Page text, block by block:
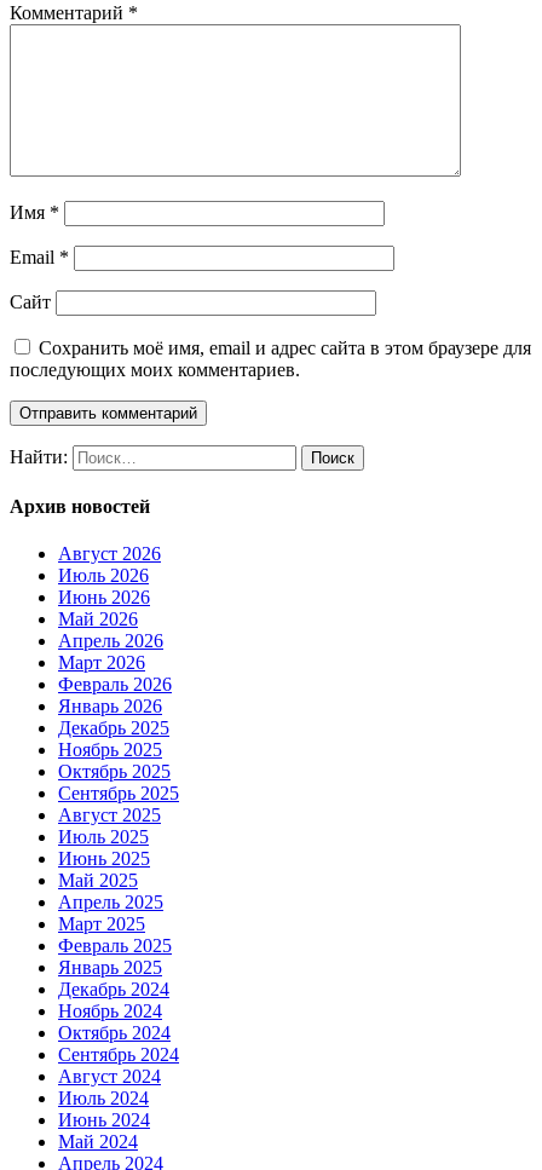
Комментарий *
Имя *
Email *
Сайт
Сохранить моё имя, email и адрес сайта в этом браузере для
последующих моих комментариев.
Найти:
Архив новостей
Август 2026
Июль 2026
Июнь 2026
Май 2026
Апрель 2026
Март 2026
Февраль 2026
Январь 2026
Декабрь 2025
Ноябрь 2025
Октябрь 2025
Сентябрь 2025
Август 2025
Июль 2025
Июнь 2025
Май 2025
Апрель 2025
Март 2025
Февраль 2025
Январь 2025
Декабрь 2024
Ноябрь 2024
Октябрь 2024
Сентябрь 2024
Август 2024
Июль 2024
Июнь 2024
Май 2024
Апрель 2024